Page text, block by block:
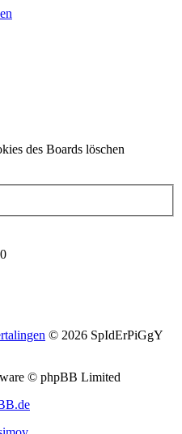
des Boards löschen
© 2026 SpIdErPiGgY
© phpBB Limited